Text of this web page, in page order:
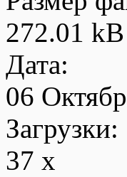
272.01 kB
Дата:
06
Загрузки:
37 x